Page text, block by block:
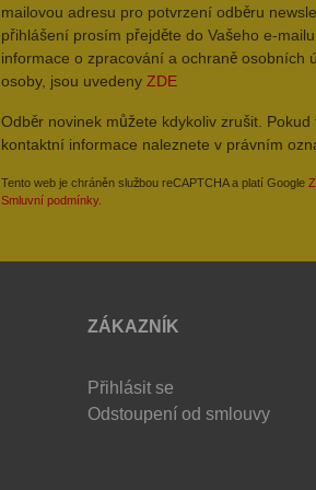
mailovou adresu pro potvrzení odběru
přihlášení prosím přejděte do Vašeho e-
informace o zpracování a ochraně osobních
osoby, jsou uvedeny ZDE
Odběr novinek můžete kdykoliv zrušit.
kontaktní informace naleznete v právním
Tento web je chráněn službou reCAPTCHA a platí Google
Smluvní podmínky.
ZÁKAZNÍK
Přihlásit se
Odstoupení od smlouvy